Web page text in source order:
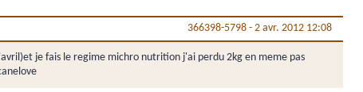
366398-5798 - 2 avr. 2012 12:08
je fais le regime michro nutrition j'ai perdu 2kg en meme pas